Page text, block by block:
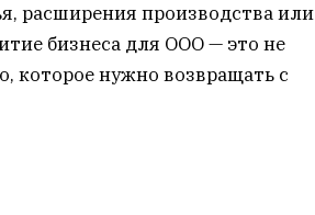
расширения производства или
бизнеса для ООО — это не
которое нужно возвращать с